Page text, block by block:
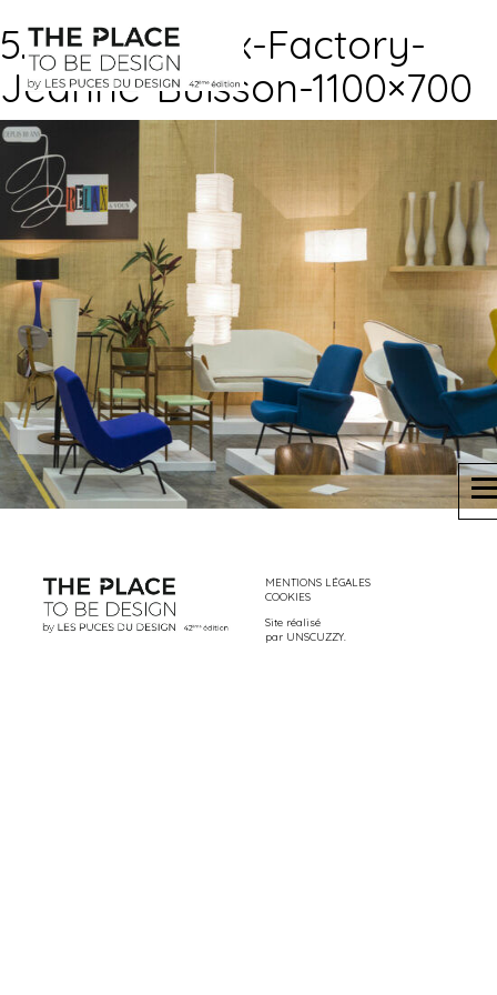
5.Stand-Relax-Factory-
Jeanne-Buisson-1100×700
MENTIONS LÉGALES
COOKIES
Site réalisé
par UNSCUZZY